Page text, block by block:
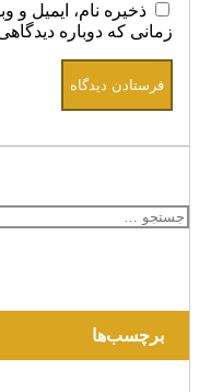
ذخیره نام، ایمیل
زمانی که دوباره
برای:
برچسب‌ها